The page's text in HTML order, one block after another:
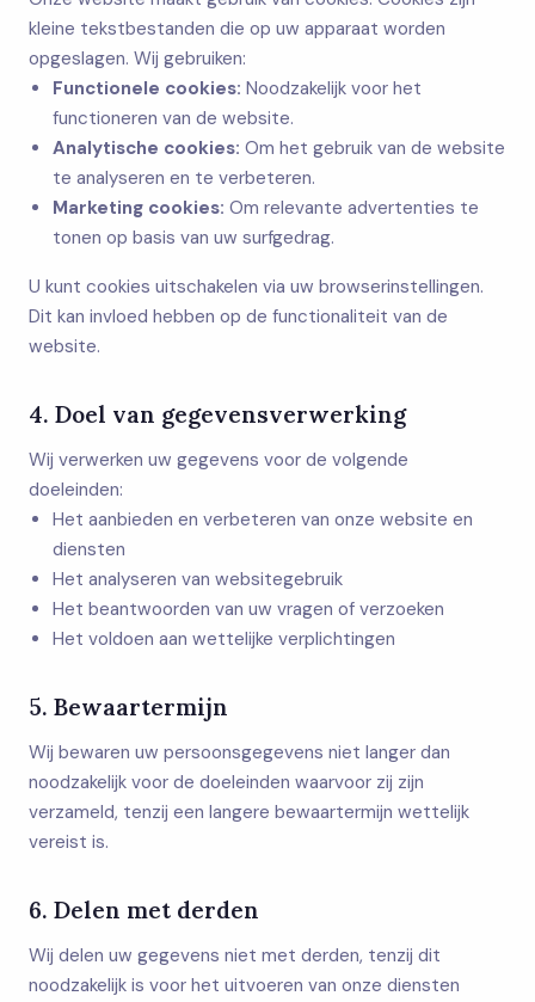
kleine tekstbestanden die op uw apparaat worden
opgeslagen. Wij gebruiken:
Functionele cookies: Noodzakelijk voor het
functioneren van de website.
Analytische cookies: Om het gebruik van de website
te analyseren en te verbeteren.
Marketing cookies: Om relevante advertenties te
tonen op basis van uw surfgedrag.
U kunt cookies uitschakelen via uw browserinstellingen.
Dit kan invloed hebben op de functionaliteit van de
website.
4. Doel van gegevensverwerking
Wij verwerken uw gegevens voor de volgende
doeleinden:
Het aanbieden en verbeteren van onze website en
diensten
Het analyseren van websitegebruik
Het beantwoorden van uw vragen of verzoeken
Het voldoen aan wettelijke verplichtingen
5. Bewaartermijn
Wij bewaren uw persoonsgegevens niet langer dan
noodzakelijk voor de doeleinden waarvoor zij zijn
verzameld, tenzij een langere bewaartermijn wettelijk
vereist is.
6. Delen met derden
Wij delen uw gegevens niet met derden, tenzij dit
noodzakelijk is voor het uitvoeren van onze diensten